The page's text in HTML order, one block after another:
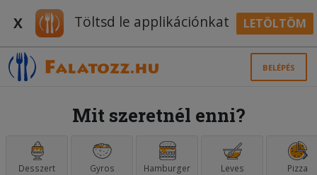
X Töltsd le applikációnkat LETÖLTÖM
BELÉPÉS
Mit szeretnél enni?
Desszert Gyros Hamburger Leves Pizza